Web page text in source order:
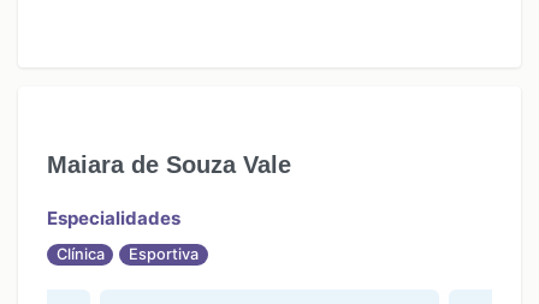
Maiara de Souza Vale
Especialidades
Clínica Esportiva